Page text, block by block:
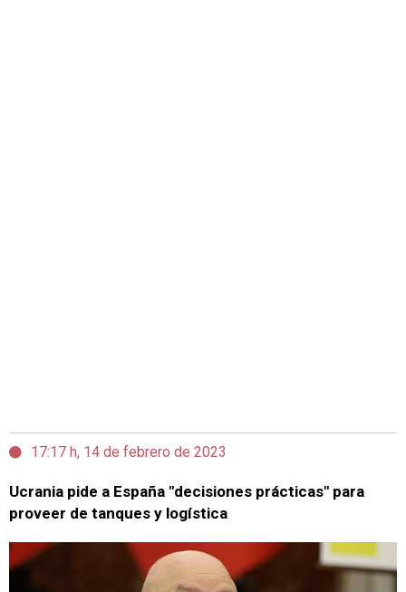
17:17 h, 14 de febrero de 2023
Ucrania pide a España "decisiones prácticas" para
proveer de tanques y logística